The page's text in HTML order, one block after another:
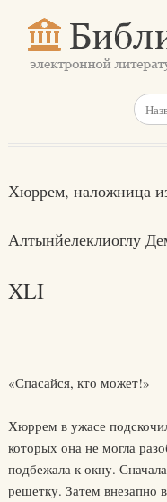
Хюррем, наложница
Алтынйелеклиоглу
XLI
«Спасайся, кто может!»
Хюррем в ужасе
которых она не могла
подбежала к окну.
решетку. Затем внезапно